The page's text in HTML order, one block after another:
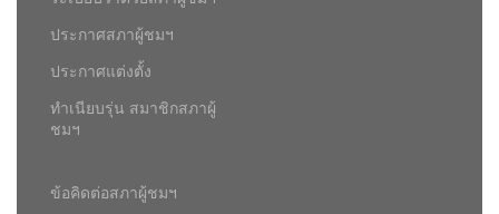
ประกาศสภาผู้ชมฯ
ประกาศแต่งตั้ง
ทำเนียบรุ่น สมาชิกสภาผู้
ชมฯ
ข้อคิดต่อสภาผู้ชมฯ